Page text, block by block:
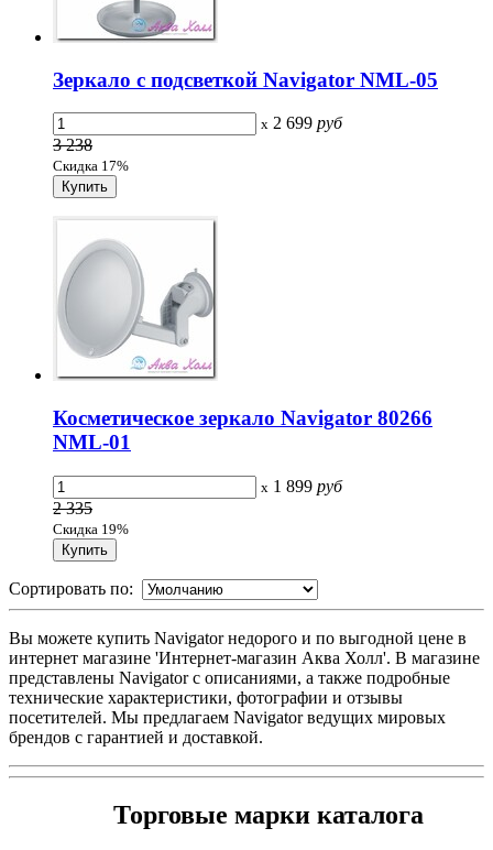
Зеркало с подсветкой Navigator NML-05
x 2 699 руб
3 238
Скидка 17%
Косметическое зеркало Navigator 80266
NML-01
x 1 899 руб
2 335
Скидка 19%
Сортировать по:
Вы можете купить Navigator недорого и по выгодной цене в
интернет магазине 'Интернет-магазин Аква Холл'. В магазине
представлены Navigator с описаниями, а также подробные
технические характеристики, фотографии и отзывы
посетителей. Мы предлагаем Navigator ведущих мировых
брендов с гарантией и доставкой.
Торговые марки каталога